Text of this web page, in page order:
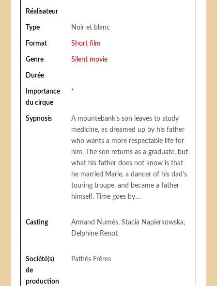
Réalisateur
Type Noir et blanc
Format Short film
Genre Silent movie
Durée
Importance
du cirque
*
Sypnosis
A mountebank’s son leaves to study
medicine, as dreamed up by his father
who wants a more respectable life for
him. The son returns as a graduate, but
what his father does not know is that
he married Marie, a dancer of his dad’s
touring troupe, and became a father
himself. Time goes by…
Casting
Armand Numès, Stacia Napierkowska,
Delphine Renot
Société(s)
de
production
Pathés Frères